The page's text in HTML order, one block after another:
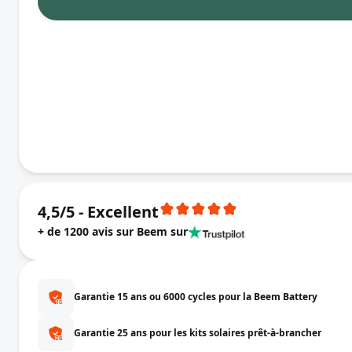
4,5/5 - Excellent
+ de 1200 avis sur Beem sur
Garantie 15 ans ou 6000 cycles pour la Beem Battery
Garantie 25 ans pour les kits solaires prêt-à-brancher